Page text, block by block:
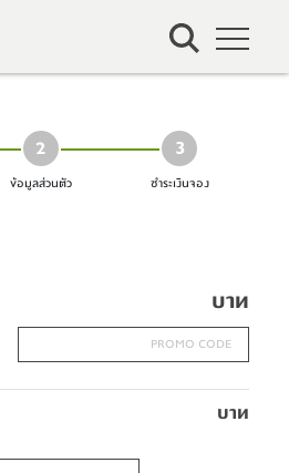
2
ข้อมูลส่วนตัว
3
ชำระเงินจอง
บาท
บาท